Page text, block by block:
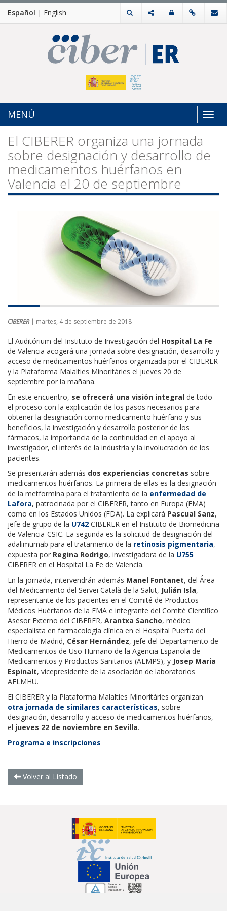
Español | English
MENÚ
El CIBERER organiza una jornada
sobre designación y desarrollo de
medicamentos huérfanos en
Valencia el 20 de septiembre
CIBERER | martes, 4 de septiembre de 2018
El Auditórium del Instituto de Investigación del Hospital La Fe
de Valencia acogerá una jornada sobre designación, desarrollo y
acceso de medicamentos huérfanos organizada por el CIBERER
y la Plataforma Malalties Minoritàries el jueves 20 de
septiembre por la mañana.
En este encuentro, se ofrecerá una visión integral de todo
el proceso con la explicación de los pasos necesarios para
obtener la designación como medicamento huérfano y sus
beneficios, la investigación y desarrollo posterior de los
fármacos, la importancia de la continuidad en el apoyo al
investigador, el interés de la industria y la involucración de los
pacientes.
Se presentarán además dos experiencias concretas sobre
medicamentos huérfanos. La primera de ellas es la designación
de la metformina para el tratamiento de la enfermedad de
Lafora, patrocinada por el CIBERER, tanto en Europa (EMA)
como en los Estados Unidos (FDA). La explicará Pascual Sanz,
jefe de grupo de la U742 CIBERER en el Instituto de Biomedicina
de Valencia-CSIC. La segunda es la solicitud de designación del
adalimumab para el tratamiento de la retinosis pigmentaria,
expuesta por Regina Rodrigo, investigadora de la U755
CIBERER en el Hospital La Fe de Valencia.
En la jornada, intervendrán además Manel Fontanet, del Área
del Medicamento del Servei Català de la Salut, Julián Isla,
representante de los pacientes en el Comité de Productos
Médicos Huérfanos de la EMA e integrante del Comité Científico
Asesor Externo del CIBERER, Arantxa Sancho, médico
especialista en farmacología clínica en el Hospital Puerta del
Hierro de Madrid, César Hernández, jefe del Departamento de
Medicamentos de Uso Humano de la Agencia Española de
Medicamentos y Productos Sanitarios (AEMPS), y Josep Maria
Espinalt, vicepresidente de la asociación de laboratorios
AELMHU.
El CIBERER y la Plataforma Malalties Minoritàries organizan
otra jornada de similares características, sobre
designación, desarrollo y acceso de medicamentos huérfanos,
el jueves 22 de noviembre en Sevilla.
Programa e inscripciones
Volver al Listado